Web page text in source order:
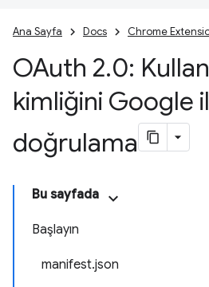
Ana Sayfa Docs Chrome
OAuth 2.0:
kimliğini Google
doğrulama
Bu sayfada
Başlayın
manifest.json